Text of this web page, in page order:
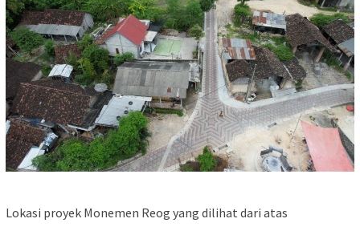
Lokasi proyek Monemen Reog yang dilihat dari atas